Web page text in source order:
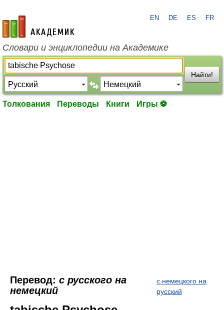
academic.ru
EN DE ES FR
Словари и энциклопедии на Академике
Найти!
Толкования Переводы Книги Игры ⚽
Перевод: с русского на
немецкий
с немецкого на
русский